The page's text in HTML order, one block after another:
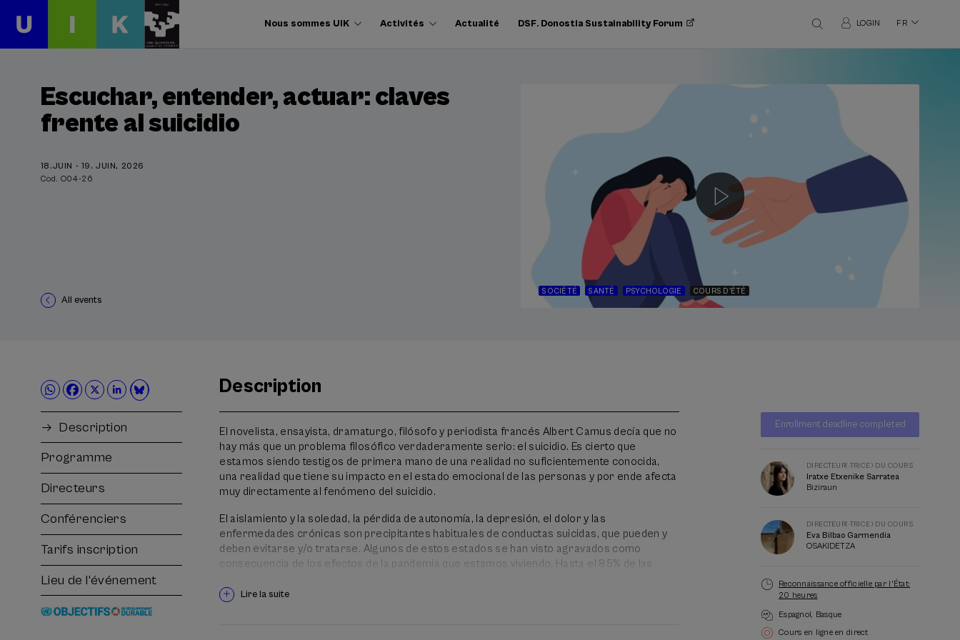
Nous sommes UIK Activités Actualité DSF. Donostia Sustainability Forum LOGIN FR
SOCIÉTÉ SANTÉ PSYCHOLOGIE COURS D'ÉTÉ
Escuchar, entender, actuar: claves
frente al suicidio
18.JUIN - 19. JUIN, 2026
Cod. O04-26
All events
Description
Programme
Directeurs
Conférenciers
Tarifs inscription
Lieu de l'événement
Description
El novelista, ensayista, dramaturgo, filósofo y periodista francés Albert Camus decía que no
hay más que un problema filosófico verdaderamente serio: el suicidio. Es cierto que
estamos siendo testigos de primera mano de una realidad no suficientemente conocida,
una realidad que tiene su impacto en el estado emocional de las personas y por ende afecta
muy directamente al fenómeno del suicidio.
El aislamiento y la soledad, la pérdida de autonomía, la depresión, el dolor y las
enfermedades crónicas son precipitantes habituales de conductas suicidas, que pueden y
deben evitarse y/o tratarse. Algunos de estos estados se han visto agravados como
consecuencia de los efectos de la pandemia que estamos viviendo. Hasta el 85% de las
Debemos combatir activamente el estigma que rodea el suicidio.
Lire la suite
Date d'échéance
Liste
d'attente
Enrollment deadline completed
du
cours
DIRECTEUR(-TRICE) DU COURS
Iratxe Etxenike Sarratea
Biziraun
DIRECTEUR(-TRICE) DU COURS
Eva Bilbao Garmendia
OSAKIDETZA
Reconnaissance officielle par l'État:
20 heures
Espagnol
Basque
Cours en ligne en direct